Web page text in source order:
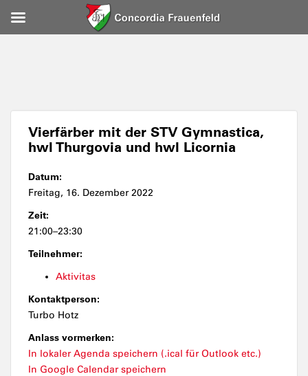
Vierfärber mit der STV Gymnastica,
hwl Thurgovia und hwl Licornia
Datum:
Freitag, 16. Dezember 2022
Zeit:
21:00–23:30
Teilnehmer:
Aktivitas
Kontaktperson:
Turbo Hotz
Anlass vormerken:
In lokaler Agenda speichern (.ical für Outlook etc.)
In Google Calendar speichern